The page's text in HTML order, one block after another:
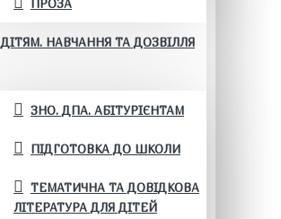
ПРОЗА
ДІТЯМ. НАВЧАННЯ ТА ДОЗВІЛЛЯ
ЗНО. ДПА. АБІТУРІЄНТАМ
ПІДГОТОВКА ДО ШКОЛИ
ТЕМАТИЧНА ТА ДОВІДКОВА
ЛІТЕРАТУРА ДЛЯ ДІТЕЙ